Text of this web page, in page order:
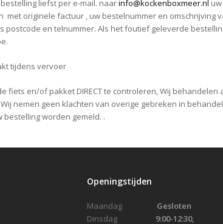
liefst per e-mail. naarinfo@kockenboxmeer.nl
met originele factuur , uw bestelnummer en omschrijving
postcode en telnummer. Als het foutief geleverde
tijdens vervoer
fiets en/of pakket DIRECT te controleren, Wij
nemen geen klachten van overige gebreken in
bestelling worden gemeld. .
Openingstijden
Maandag Gesloten
Dinsdag 9:00-12:30,